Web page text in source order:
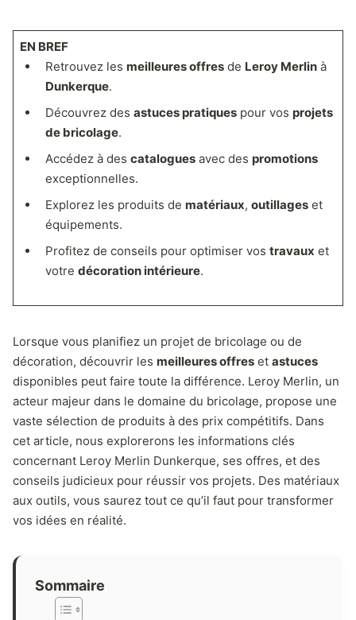
EN BREF
Retrouvez les meilleures offresde Leroy Merlinà
Dunkerque.
Découvrez des astuces pratiquespour vos projets
de bricolage.
Accédez à des cataloguesavec des promotions
exceptionnelles.
Explorez les produits de matériaux, outillageset
équipements.
Profitez de conseils pour optimiser vos travaux et
votre décoration intérieure.
Lorsque vous planifiez un projet de bricolage ou de
décoration, découvrir les meilleures offres et astuces
disponibles peut faire toute la différence. Leroy Merlin, un
acteur majeur dans le domaine du bricolage, propose une
vaste sélection de produits à des prix compétitifs. Dans
cet article, nous explorerons les informations clés
concernant Leroy Merlin Dunkerque, ses offres, et des
conseils judicieux pour réussir vos projets. Des matériaux
aux outils, vous saurez tout ce qu’il faut pour transformer
vos idées en réalité.
Sommaire